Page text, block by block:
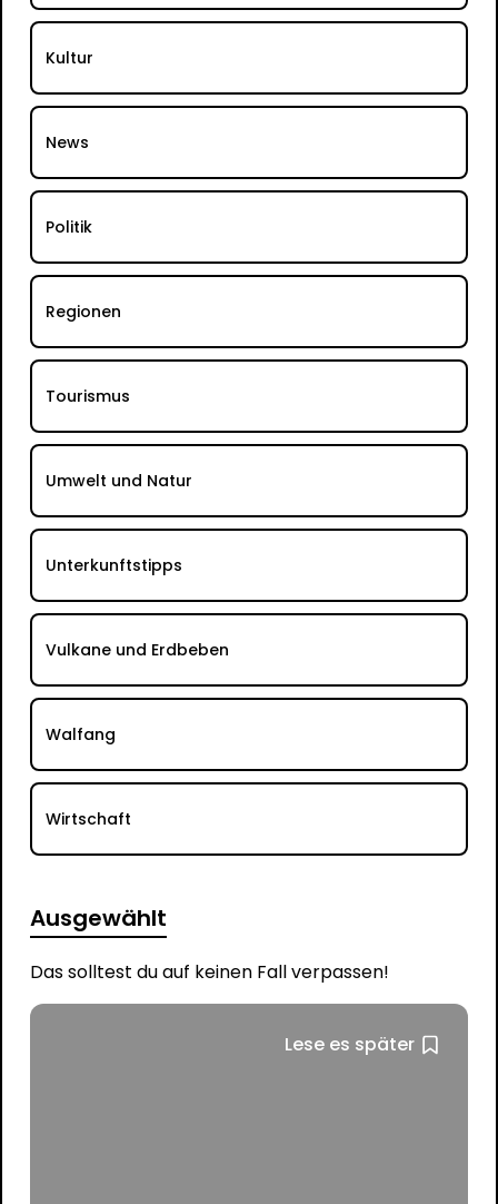
Kultur
News
Politik
Regionen
Tourismus
Umwelt und Natur
Unterkunftstipps
Vulkane und Erdbeben
Walfang
Wirtschaft
Ausgewählt
Das solltest du auf keinen Fall verpassen!
Lese es später